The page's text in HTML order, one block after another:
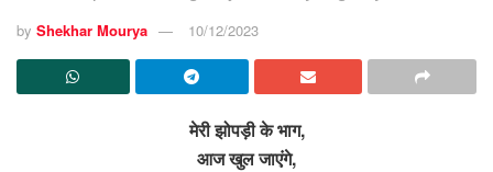
by Shekhar Mourya 10/12/2023
मेरी झोपड़ी के भाग,
आज खुल जाएंगे,